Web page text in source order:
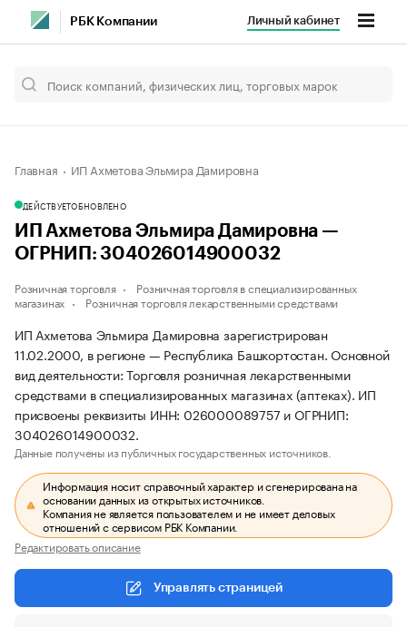
РБК Компании Личный кабинет
Главная ИП Ахметова Эльмира Дамировна
ДЕЙСТВУЕТОБНОВЛЕНО
ИП Ахметова Эльмира Дамировна —
ОГРНИП: 304026014900032
Розничная торговля
Розничная торговля в специализированных
магазинах
Розничная торговля лекарственными средствами
ИП Ахметова Эльмира Дамировна зарегистрирован
11.02.2000, в регионе — Республика Башкортостан. Основной
вид деятельности: Торговля розничная лекарственными
средствами в специализированных магазинах (аптеках). ИП
присвоены реквизиты ИНН: 026000089757 и ОГРНИП:
304026014900032.
Данные получены из публичных государственных источников.
Информация носит справочный характер и сгенерирована на
основании данных из открытых источников.
Компания не является пользователем и не имеет деловых
отношений с сервисом РБК Компании.
Редактировать описание
Управлять страницей